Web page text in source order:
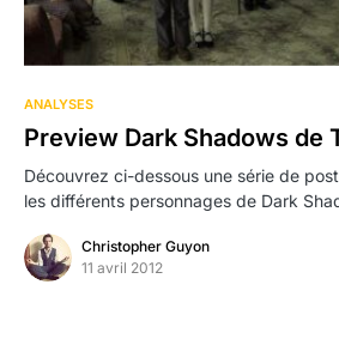
ANALYSES
Preview Dark Shadows de
Découvrez ci-dessous une série de
les différents personnages de Dark
Christopher Guyon
11 avril 2012